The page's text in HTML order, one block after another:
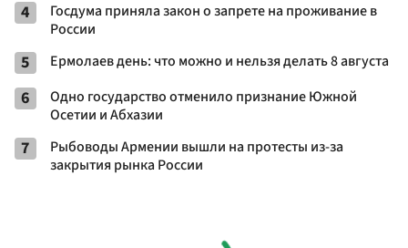
4
Госдума приняла закон о запрете на проживание в
России
5 Ермолаев день: что можно и нельзя делать 8 августа
6
Одно государство отменило признание Южной
Осетии и Абхазии
7
Рыбоводы Армении вышли на протесты из-за
закрытия рынка России